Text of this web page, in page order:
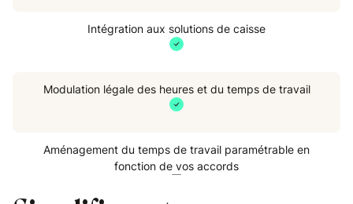
Intégration aux solutions de caisse
Modulation légale des heures et du temps de travail
Aménagement du temps de travail paramétrable en
fonction de vos accords